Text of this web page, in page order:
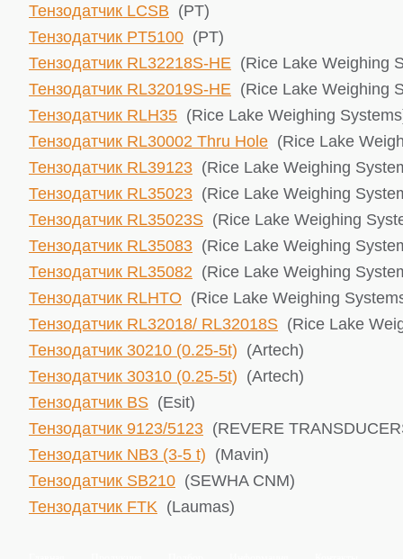
Тензодатчик LCSB (PT)
Тензодатчик PT5100 (PT)
Тензодатчик RL32218S-HE (Rice Lake ​Weighing
Тензодатчик RL32019S-HE (Rice Lake ​Weighing
Тензодатчик RLH35 (Rice Lake ​Weighing
Тензодатчик RL30002 Thru Hole (Rice Lake
Тензодатчик RL39123 (Rice Lake ​Weighing
Тензодатчик RL35023 (Rice Lake ​Weighing
Тензодатчик RL35023S (Rice Lake ​Weighing
Тензодатчик RL35083 (Rice Lake ​Weighing
Тензодатчик RL35082 (Rice Lake ​Weighing
Тензодатчик RLHTO (Rice Lake ​Weighing
Тензодатчик RL32018/ RL32018S (Rice Lake
Тензодатчик 30210 (0.25-5t) (Artech)
Тензодатчик 30310 (0.25-5t) (Artech)
Тензодатчик BS (Esit)
Тензодатчик 9123/5123 (REVERE
Тензодатчик NB3 (3-5 t) (Mavin)
Тензодатчик SB210 (SEWHA CNM)
Тензодатчик FTK (Laumas)